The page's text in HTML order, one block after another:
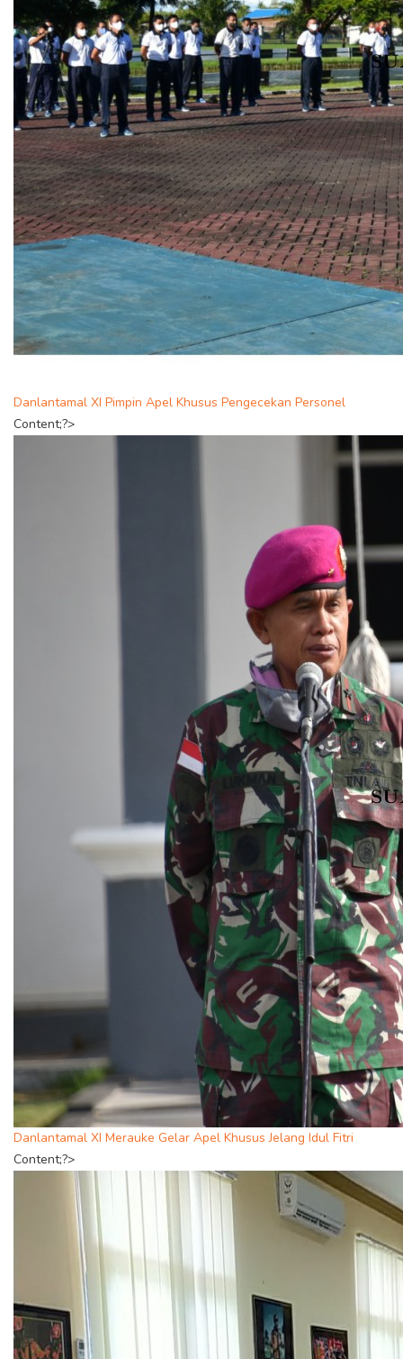
Danlantamal XI Pimpin Apel Khusus Pengecekan Personel
Content;?>
Danlantamal XI Merauke Gelar Apel Khusus Jelang Idul Fitri
Content;?>